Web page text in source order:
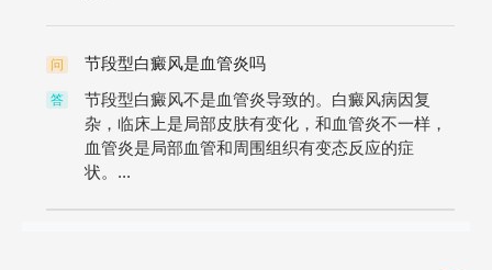
问 节段型白癜风是血管炎吗
答
节段型白癜风不是血管炎导致的。白癜风病因复
杂，临床上是局部皮肤有变化，和血管炎不一样，
血管炎是局部血管和周围组织有变态反应的症
状。...